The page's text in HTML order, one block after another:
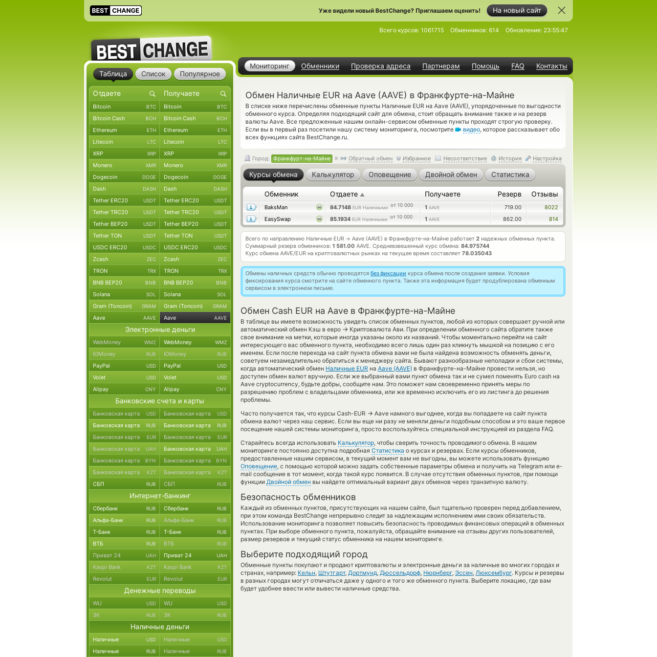
На новый сайт
Уже видели новый BestChange? Приглашаем оценить!
Мониторинг Обменники Проверка адреса Партнерам Помощь FAQ Контакты
Всего курсов: 1061715 Обменников: 614 Обновление: 23:55:47
Обмен Наличные EUR на Aave (AAVE) в Франкфурте-на-Майне
В списке ниже перечислены обменные пункты Наличные EUR на Aave (AAVE), упорядоченные по выгодности
обменного курса. Определяя подходящий сайт для обмена, стоит обращать внимание также и на резерв
валюты Aave. Все предложенные нашим онлайн-сервисом обменные пункты проходят строгую проверку.
Если вы в первый раз посетили нашу систему мониторинга, посмотрите
видео, которое рассказывает обо
всех функциях сайта BestChange.ru.
Обратный обмен Избранное Несоответствие История Настройка
Город: Франкфурт-на-Майне
Курсы обмена Калькулятор Оповещение Двойной обмен Статистика
Обменник Отдаете ▲ Получаете Резерв Отзывы
BaksMan 84.7148 EUR Наличными от 10 000 1 AAVE 719.00
8022
EasySwap
85.1934 EUR Наличными от 10 000 1 AAVE 862.00 814
Всего по направлению Наличные EUR → Aave (AAVE) в Франкфурте-на-Майне работает 2 надежных обменных пункта.
Суммарный резерв обменников: 1 581.00 AAVE. Средневзвешенный курс обмена: 84.975744
Курс обмена AAVE/EUR на криптовалютных рынках на текущее время составляет 78.035043
Обмены наличных средств обычно проводятся без фиксации курса обмена после создания заявки. Условия
фиксирования курса смотрите на сайте обменного пункта. Также эта информация будет продублирована обменным
сервисом в электронном письме.
Обмен Cash EUR на Aave в Франкфурте-на-Майне
В таблице вы имеете возможность увидеть список обменных пунктов, любой из которых совершает ручной или
автоматический обмен Кэш в евро → Криптовалюта Ави. При определении обменного сайта обратите также
свое внимание на метки, которые иногда указаны около их названий. Чтобы моментально перейти на сайт
интересующего вас обменного пункта, необходимо всего лишь один раз кликнуть мышкой на позицию с его
именем. Если после перехода на сайт пункта обмена вами не была найдена возможность обменять деньги,
советуем незамедлительно обратиться к менеджеру сайта. Бывают разнообразные неполадки и сбои системы,
когда автоматический обмен Наличные EUR на Aave (AAVE) в Франкфурте-на-Майне провести нельзя, но
доступен обмен валют вручную. Если же выбранный вами пункт обмена так и не сумел поменять Euro cash на
Aave cryptocurrency, будьте добры, сообщите нам. Это поможет нам своевременно принять меры по
разрешению проблем с владельцами обменника, или же временно исключить его из листинга до решения
проблемы.
Часто получается так, что курсы Cash-EUR → Aave намного выгоднее, когда вы попадаете на сайт пункта
обмена валют через наш сервис. Если вы еще ни разу не меняли деньги подобным способом и это ваше первое
посещение нашей системы мониторинга, просто воспользуйтесь специальной инструкцией из раздела FAQ.
Старайтесь всегда использовать Калькулятор, чтобы сверить точность проводимого обмена. В нашем
мониторинге постоянно доступна подробная Статистика о курсах и резервах. Если курсы обменников,
предоставленные нашим сервисом, в текущий момент вам не выгодны, вы можете использовать функцию
Оповещение, с помощью которой можно задать собственные параметры обмена и получить на Telegram или e-
mail сообщение в тот момент, когда такой курс появится. В случае отсутствия обменных пунктов, при помощи
функции Двойной обмен вы найдете оптимальный вариант двух обменов через транзитную валюту.
Безопасность обменников
Каждый из обменных пунктов, присутствующих на нашем сайте, был тщательно проверен перед добавлением,
при этом команда BestChange непрерывно следит за надлежащим исполнением ими своих обязательств.
Использование мониторинга позволяет повысить безопасность проводимых финансовых операций в обменных
пунктах. При выборе обменного пункта, пожалуйста, обращайте внимание на отзывы других пользователей,
размер резервов и текущий статус обменника на нашем мониторинге.
Выберите подходящий город
Обменные пункты покупают и продают криптовалюты и электронные деньги за наличные во многих городах и
странах, например: Кельн, Штутгарт, Дортмунд, Дюссельдорф, Нюрнберг, Эссен, Люксембург. Курсы и резервы
в разных городах могут отличаться даже у одного и того же обменного пункта. Выберите локацию, где вам
будет удобнее ввести или вывести наличные средства.
Таблица Список Популярное
Bitcoin BTC Bitcoin BTC
Bitcoin Cash BCH Bitcoin Cash BCH
Ethereum ETH Ethereum ETH
Litecoin LTC Litecoin LTC
XRP XRP XRP XRP
Monero XMR Monero XMR
Dogecoin DOGE Dogecoin DOGE
Dash DASH Dash DASH
Tether ERC20 USDT Tether ERC20 USDT
Tether TRC20 USDT Tether TRC20 USDT
Tether BEP20 USDT Tether BEP20 USDT
Tether TON USDT Tether TON USDT
USDC ERC20 USDC USDC ERC20 USDC
Zcash ZEC Zcash ZEC
TRON TRX TRON TRX
BNB BEP20 BNB BNB BEP20 BNB
Solana SOL Solana SOL
Gram (Toncoin) GRAM Gram (Toncoin) GRAM
Aave AAVE Aave AAVE
Электронные деньги
WebMoney WMZ WebMoney WMZ
ЮMoney RUB ЮMoney RUB
PayPal USD PayPal USD
Volet USD Volet USD
Alipay CNY Alipay CNY
Банковские счета и карты
Банковская карта USD Банковская карта USD
Банковская карта RUB Банковская карта RUB
Банковская карта EUR Банковская карта EUR
Банковская карта UAH Банковская карта UAH
Банковская карта BYN Банковская карта BYN
Банковская карта KZT Банковская карта KZT
СБП RUB СБП RUB
Интернет-банкинг
Сбербанк RUB Сбербанк RUB
Альфа-Банк RUB Альфа-Банк RUB
Т-Банк RUB Т-Банк RUB
ВТБ RUB ВТБ RUB
Приват 24 UAH Приват 24 UAH
Kaspi Bank KZT Kaspi Bank KZT
Revolut EUR Revolut EUR
Денежные переводы
WU USD WU USD
ЗК RUB ЗК RUB
Наличные деньги
Наличные USD Наличные USD
Наличные RUB Наличные RUB